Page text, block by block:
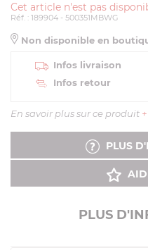
Cet article n'est pas
Réf. : 189904 - 500351MBWG
Non disponible en
Infos livraison
Infos retour
En savoir plus sur ce produit +
PLUS
PLUS